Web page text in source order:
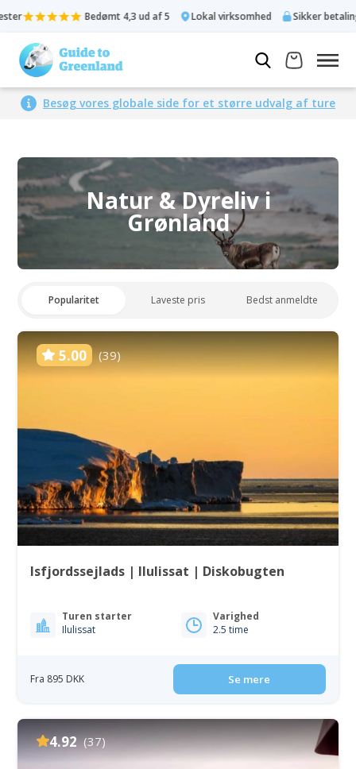
Bedømt 4,3 ud af 5 Lokal virksomhed Sikker betalingsløsning
Besøg vores globale side for et større udvalg af ture
Natur & Dyreliv i
Grønland
Popularitet Laveste pris Bedst anmeldte
5.00 (39)
Isfjordssejlads | Ilulissat | Diskobugten
Turen starter
Ilulissat
Varighed
2.5 time
Fra 895 DKK Se mere
4.92 (37)